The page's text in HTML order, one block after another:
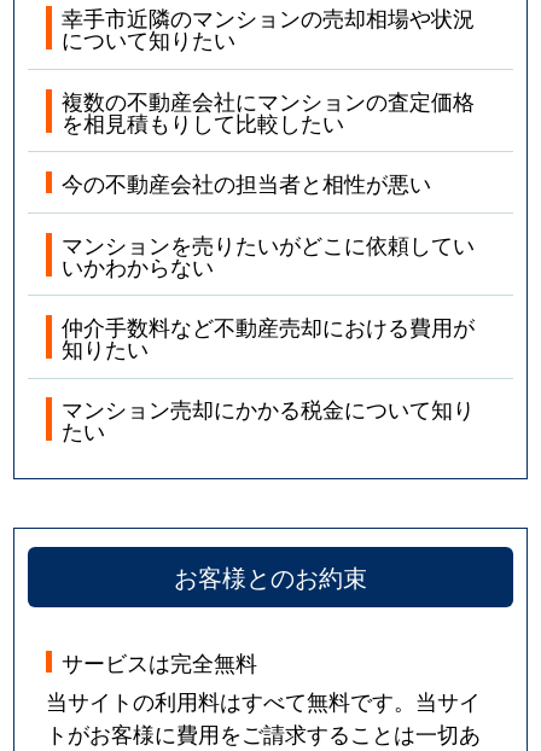
幸手市近隣のマンションの売却相場や状況
について知りたい
複数の不動産会社にマンションの査定価格
を相見積もりして比較したい
今の不動産会社の担当者と相性が悪い
マンションを売りたいがどこに依頼してい
いかわからない
仲介手数料など不動産売却における費用が
知りたい
マンション売却にかかる税金について知り
たい
お客様とのお約束
サービスは完全無料
当サイトの利用料はすべて無料です。当サイ
トがお客様に費用をご請求することは一切あ